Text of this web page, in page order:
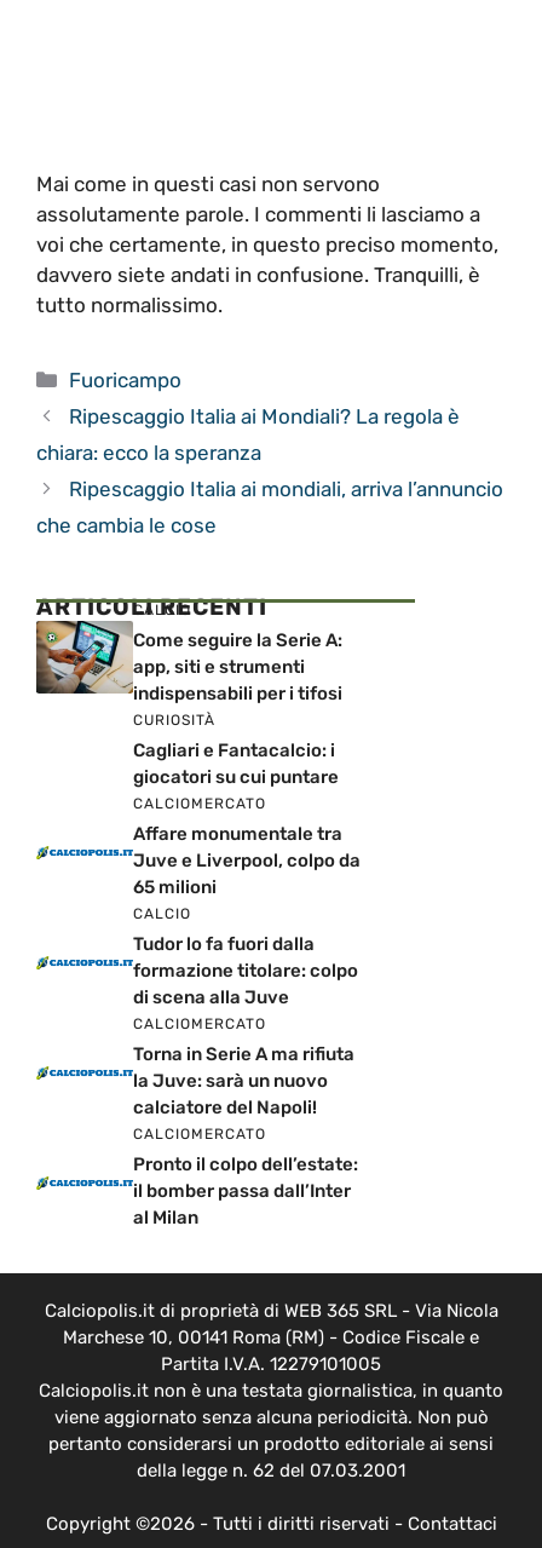
Mai come in questi casi non servono
assolutamente parole. I commenti li lasciamo a
voi che certamente, in questo preciso momento,
davvero siete andati in confusione. Tranquilli, è
tutto normalissimo.
Categorie
Fuoricampo
Ripescaggio Italia ai Mondiali? La regola è
chiara: ecco la speranza
Ripescaggio Italia ai mondiali, arriva l’annuncio
che cambia le cose
ARTICOLI RECENTI
CALCIO
Come seguire la Serie A:
app, siti e strumenti
indispensabili per i tifosi
CURIOSITÀ
Cagliari e Fantacalcio: i
giocatori su cui puntare
CALCIOMERCATO
Affare monumentale tra
Juve e Liverpool, colpo da
65 milioni
CALCIO
Tudor lo fa fuori dalla
formazione titolare: colpo
di scena alla Juve
CALCIOMERCATO
Torna in Serie A ma rifiuta
la Juve: sarà un nuovo
calciatore del Napoli!
CALCIOMERCATO
Pronto il colpo dell’estate:
il bomber passa dall’Inter
al Milan
Calciopolis.it di proprietà di WEB 365 SRL - Via Nicola
Marchese 10, 00141 Roma (RM) - Codice Fiscale e
Partita I.V.A. 12279101005
Calciopolis.it non è una testata giornalistica, in quanto
viene aggiornato senza alcuna periodicità. Non può
pertanto considerarsi un prodotto editoriale ai sensi
della legge n. 62 del 07.03.2001
Copyright ©2026 - Tutti i diritti riservati - Contattaci